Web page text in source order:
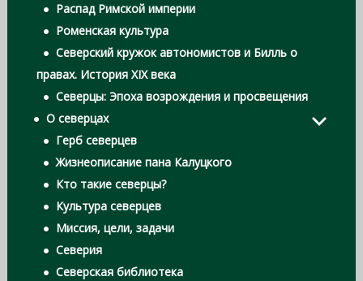
Распад Римской империи
Роменская культура
Северский кружок автономистов и Билль о
правах. История XIX века
Северцы: Эпоха возрождения и просвещения
О северцах
Герб северцев
Жизнеописание пана Калуцкого
Кто такие северцы?
Культура северцев
Миссия, цели, задачи
Северия
Северская библиотека